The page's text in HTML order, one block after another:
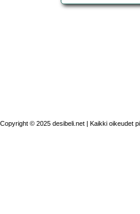
Copyright © 2025 desibeli.net | Kaikki oikeudet